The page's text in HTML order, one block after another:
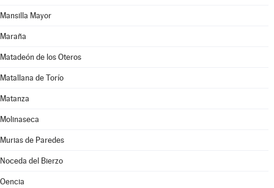
Mansilla Mayor
Maraña
Matadeón de los Oteros
Matallana de Torío
Matanza
Molinaseca
Murias de Paredes
Noceda del Bierzo
Oencia